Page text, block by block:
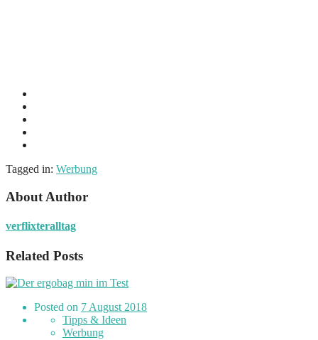
Tagged in: Werbung
About Author
verflixteralltag
Related Posts
Posted on 7 August 2018
Tipps & Ideen
Werbung